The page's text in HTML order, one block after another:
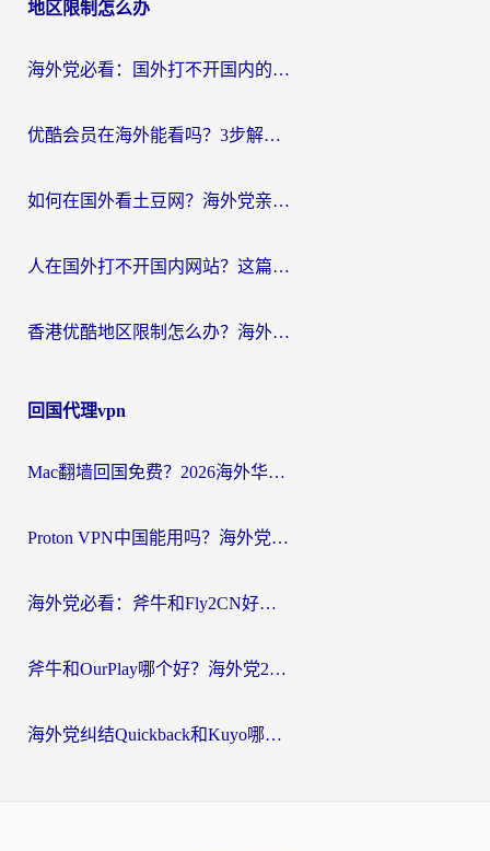
地区限制怎么办
海外党必看：国外打不开国内的app怎么办？3步解决你的乡愁
优酷会员在海外能看吗？3步解决海外追剧难题，附实测好用加速器推荐
如何在国外看土豆网？海外党亲测有效的追剧加速器选择指南
人在国外打不开国内网站？这篇攻略帮你无缝解锁国内资源（附交管12123使用技巧）
香港优酷地区限制怎么办？海外党亲测有效的追剧解决方案
回国代理vpn
Mac翻墙回国免费？2026海外华人亲测：从CCTV5直播到国内APP，这样选加速器才靠谱
Proton VPN中国能用吗？海外党选回国加速器的避坑指南（附番茄加速器实测）
海外党必看：斧牛和Fly2CN好用吗？3招教你选对回国加速器（附免费试用攻略）
斧牛和OurPlay哪个好？海外党2026亲测：选对加速器，国内资源秒加载
海外党纠结Quickback和Kuyo哪个好？选对回国加速器才能无缝刷国内资源